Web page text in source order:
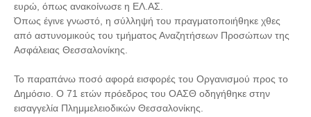
ευρώ, όπως ανακοίνωσε η ΕΛ.ΑΣ.
Όπως έγινε γνωστό, η σύλληψή του πραγματοποιήθηκε χθες
από αστυνομικούς του τμήματος Αναζητήσεων Προσώπων της
Ασφάλειας Θεσσαλονίκης.
Το παραπάνω ποσό αφορά εισφορές του Οργανισμού προς το
Δημόσιο. Ο 71 ετών πρόεδρος του ΟΑΣΘ οδηγήθηκε στην
εισαγγελία Πλημμελειοδικών Θεσσαλονίκης.